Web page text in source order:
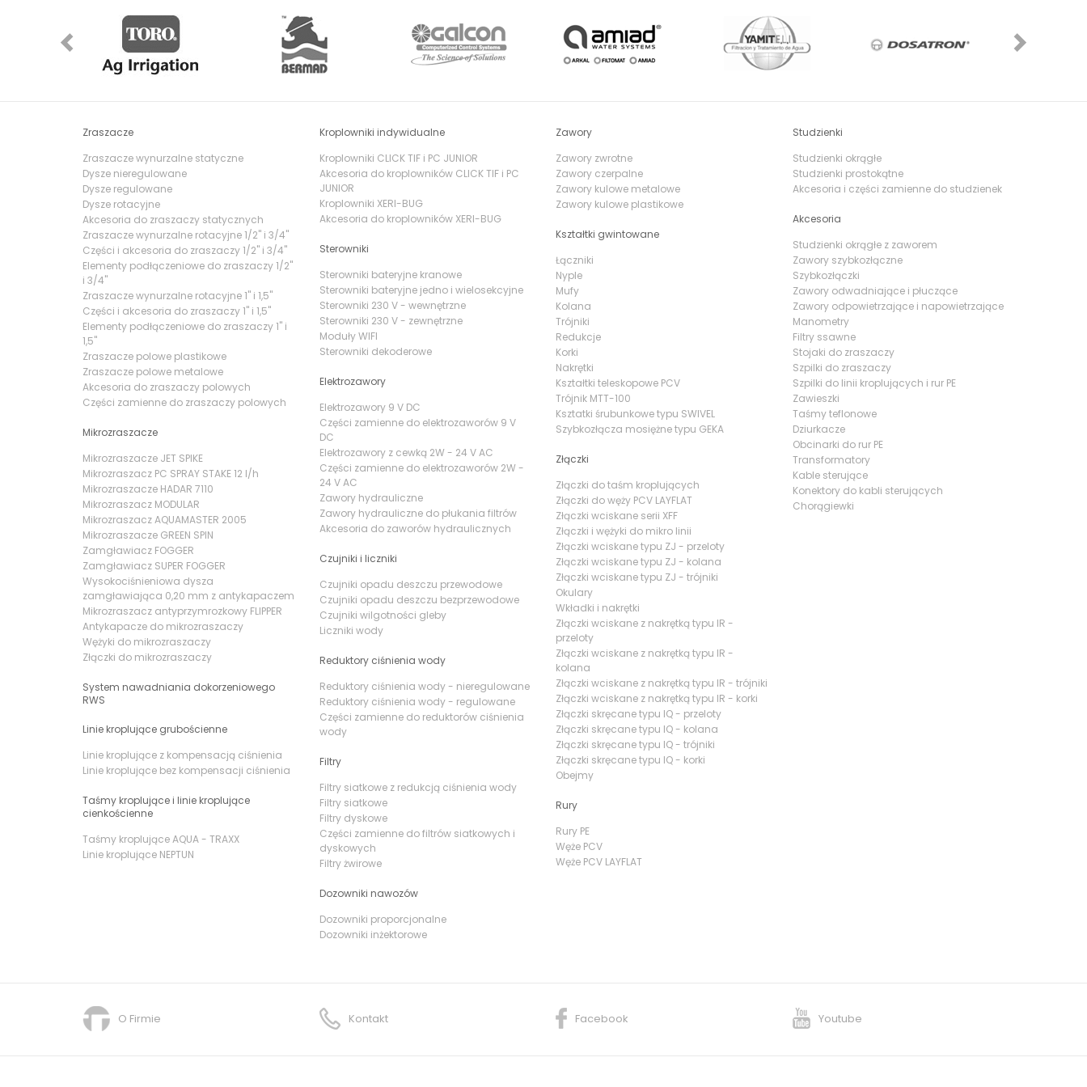
uwzględniając:
czas startu nawadniania,czas pracy
dni
do nawadniania. Możliwe jest równieżnawadnianie cykliczne. W przypadku
wystąpienia opadów deszczu posiadają możliwość
pracę automatycznego systemu nawadniającego,
statycznych, zraszaczy rotacyjnych,
młoteczkowych,mikrozraszaczy linii kroplujących, jak również np.zamgławiaczy
szklarniach i tunelach foliowych, czy też kroplowników indywidualnych w naszych
donicach.
Zraszacze
Zraszacze wynurzalne statyczne
Dysze nieregulowane
Dysze regulowane
Dysze rotacyjne
Akcesoria do zraszaczy statycznych
Zraszacze wynurzalne rotacyjne 1/2" i 3/4"
Części i akcesoria do zraszaczy 1/2" i 3/4"
Elementy podłączeniowe do zraszaczy 1/2"
i 3/4"
Zraszacze wynurzalne rotacyjne 1" i 1,5"
Części i akcesoria do zraszaczy 1" i 1,5"
Elementy podłączeniowe do zraszaczy 1" i
1,5"
Zraszacze polowe plastikowe
Zraszacze polowe metalowe
Akcesoria do zraszaczy polowych
Części zamienne do zraszaczy polowych
Mikrozraszacze
Mikrozraszacze JET SPIKE
Mikrozraszacz PC SPRAY STAKE 12 l/h
Mikrozraszacze HADAR 7110
Mikrozraszacz MODULAR
Mikrozraszacz AQUAMASTER 2005
Mikrozraszacze GREEN SPIN
Zamgławiacz FOGGER
Zamgławiacz SUPER FOGGER
Wysokociśnieniowa dysza
zamgławiająca 0,20 mm z antykapaczem
Mikrozraszacz antyprzymrozkowy FLIPPER
Antykapacze do mikrozraszaczy
Wężyki do mikrozraszaczy
Złączki do mikrozraszaczy
System nawadniania dokorzeniowego
RWS
Linie kroplujące grubościenne
Linie kroplujące z kompensacją ciśnienia
Linie kroplujące bez kompensacji ciśnienia
Taśmy kroplujące i linie kroplujące
cienkościenne
Taśmy kroplujące AQUA - TRAXX
Linie kroplujące NEPTUN
Kroplowniki indywidualne
Kroplowniki CLICK TIF i PC JUNIOR
Akcesoria do kroplowników CLICK TIF i PC
JUNIOR
Kroplowniki XERI-BUG
Akcesoria do kroplowników XERI-BUG
Sterowniki
Sterowniki bateryjne kranowe
Sterowniki bateryjne jedno i wielosekcyjne
Sterowniki 230 V - wewnętrzne
Sterowniki 230 V - zewnętrzne
Moduły WIFI
Sterowniki dekoderowe
Elektrozawory
Elektrozawory 9 V DC
Części zamienne do elektrozaworów 9 V
DC
Elektrozawory z cewką 2W - 24 V AC
Części zamienne do elektrozaworów 2W -
24 V AC
Zawory hydrauliczne
Zawory hydrauliczne do płukania filtrów
Akcesoria do zaworów hydraulicznych
Czujniki i liczniki
Czujniki opadu deszczu przewodowe
Czujniki opadu deszczu bezprzewodowe
Czujniki wilgotności gleby
Liczniki wody
Reduktory ciśnienia wody
Reduktory ciśnienia wody - nieregulowane
Reduktory ciśnienia wody - regulowane
Części zamienne do reduktorów ciśnienia
wody
Filtry
Filtry siatkowe z redukcją ciśnienia wody
Filtry siatkowe
Filtry dyskowe
Części zamienne do filtrów siatkowych i
dyskowych
Filtry żwirowe
Dozowniki nawozów
Dozowniki proporcjonalne
Dozowniki inżektorowe
Zawory
Zawory zwrotne
Zawory czerpalne
Zawory kulowe metalowe
Zawory kulowe plastikowe
Kształtki gwintowane
Łączniki
Nyple
Mufy
Kolana
Trójniki
Redukcje
Korki
Nakrętki
Kształtki teleskopowe PCV
Trójnik MTT-100
Ksztatki śrubunkowe typu SWIVEL
Szybkozłącza mosiężne typu GEKA
Złączki
Złączki do taśm kroplujących
Złączki do węży PCV LAYFLAT
Złączki wciskane serii XFF
Złączki i wężyki do mikro linii
Złączki wciskane typu ZJ - przeloty
Złączki wciskane typu ZJ - kolana
Złączki wciskane typu ZJ - trójniki
Okulary
Wkładki i nakrętki
Złączki wciskane z nakrętką typu IR -
przeloty
Złączki wciskane z nakrętką typu IR -
kolana
Złączki wciskane z nakrętką typu IR - trójniki
Złączki wciskane z nakrętką typu IR - korki
Złączki skręcane typu IQ - przeloty
Złączki skręcane typu IQ - kolana
Złączki skręcane typu IQ - trójniki
Złączki skręcane typu IQ - korki
Obejmy
Rury
Rury PE
Węże PCV
Węże PCV LAYFLAT
Studzienki
Studzienki okrągłe
Studzienki prostokątne
Akcesoria i części zamienne do studzienek
Akcesoria
Studzienki okrągłe z zaworem
Zawory szybkozłączne
Szybkozłączki
Zawory odwadniające i płuczące
Zawory odpowietrzające i napowietrzające
Manometry
Filtry ssawne
Stojaki do zraszaczy
Szpilki do zraszaczy
Szpilki do linii kroplujących i rur PE
Zawieszki
Taśmy teflonowe
Dziurkacze
Obcinarki do rur PE
Transformatory
Kable sterujące
Konektory do kabli sterujących
Chorągiewki
O Firmie Kontakt Facebook Youtube